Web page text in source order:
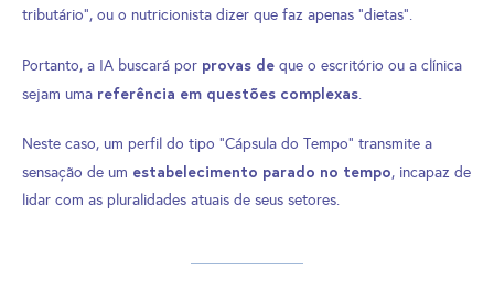
tributário”, ou o nutricionista dizer que faz apenas “dietas”.
Portanto, a IA buscará por provas de que o escritório ou a clínica
sejam uma referência em questões complexas.
Neste caso, um perfil do tipo “Cápsula do Tempo” transmite a
sensação de um estabelecimento parado no tempo, incapaz de
lidar com as pluralidades atuais de seus setores.